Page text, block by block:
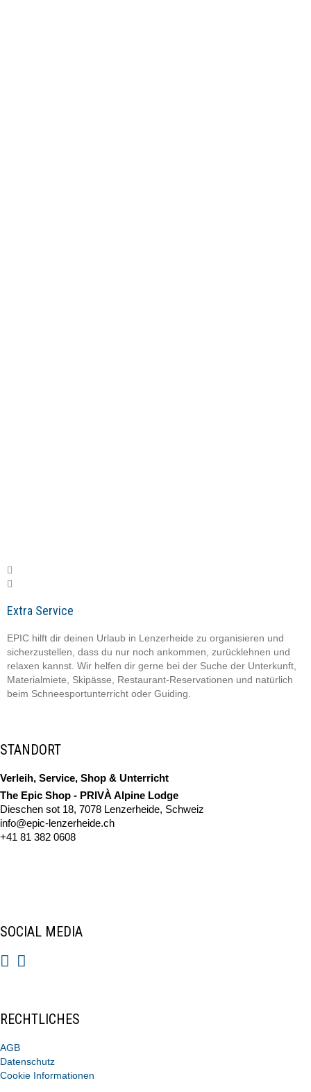
Extra Service
EPIC hilft dir deinen Urlaub in Lenzerheide zu organisieren und
sicherzustellen, dass du nur noch ankommen, zurücklehnen und
relaxen kannst. Wir helfen dir gerne bei der Suche der Unterkunft,
Materialmiete, Skipässe, Restaurant-Reservationen und natürlich
beim Schneesportunterricht oder Guiding.
STANDORT
Verleih, Service, Shop & Unterricht
The Epic Shop - PRIVÀ Alpine Lodge
Dieschen sot 18, 7078 Lenzerheide, Schweiz
info@epic-lenzerheide.ch
+41 81 382 0608
SOCIAL MEDIA
RECHTLICHES
AGB
Datenschutz
Cookie Informationen